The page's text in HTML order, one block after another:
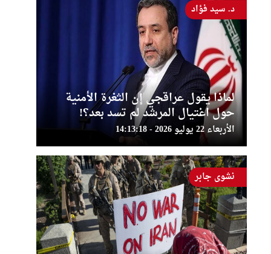
لماذا يقول عراقجي إن الثغرة الأمنية
حول اغتيال المرشد لم تسد بعد؟!
الأربعاء 22 يوليو 2026 - 14:13:18
د. سيد فؤاد
نشوى جابر